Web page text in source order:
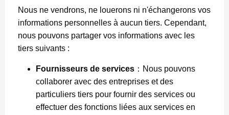
Nous ne vendrons, ne louerons ni n'échangerons vos
informations personnelles à aucun tiers. Cependant,
nous pouvons partager vos informations avec les
tiers suivants :
Fournisseurs de services ：Nous pouvons
collaborer avec des entreprises et des
particuliers tiers pour fournir des services ou
effectuer des fonctions liées aux services en